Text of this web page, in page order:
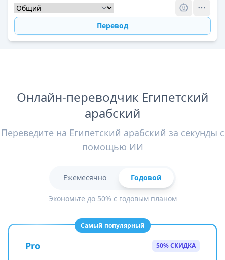
Перевод
Онлайн-переводчик Египетский
арабский
Переведите на Египетский арабский за секунды с
помощью ИИ
Ежемесячно Годовой
Экономьте до 50% с годовым планом
Самый популярный
Pro 50% СКИДКА